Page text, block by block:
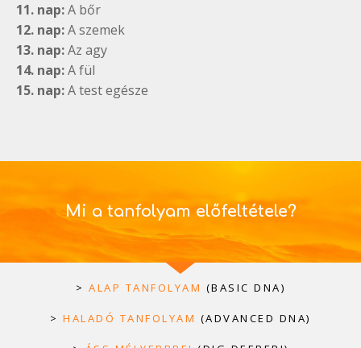
11. nap:A bőr
12. nap:A szemek
13. nap:Az agy
14. nap:A fül
15. nap:A test egésze
Mi a tanfolyam előfeltétele?
> ALAP TANFOLYAM (BASIC DNA)
>HALADÓ TANFOLYAM (ADVANCED DNA)